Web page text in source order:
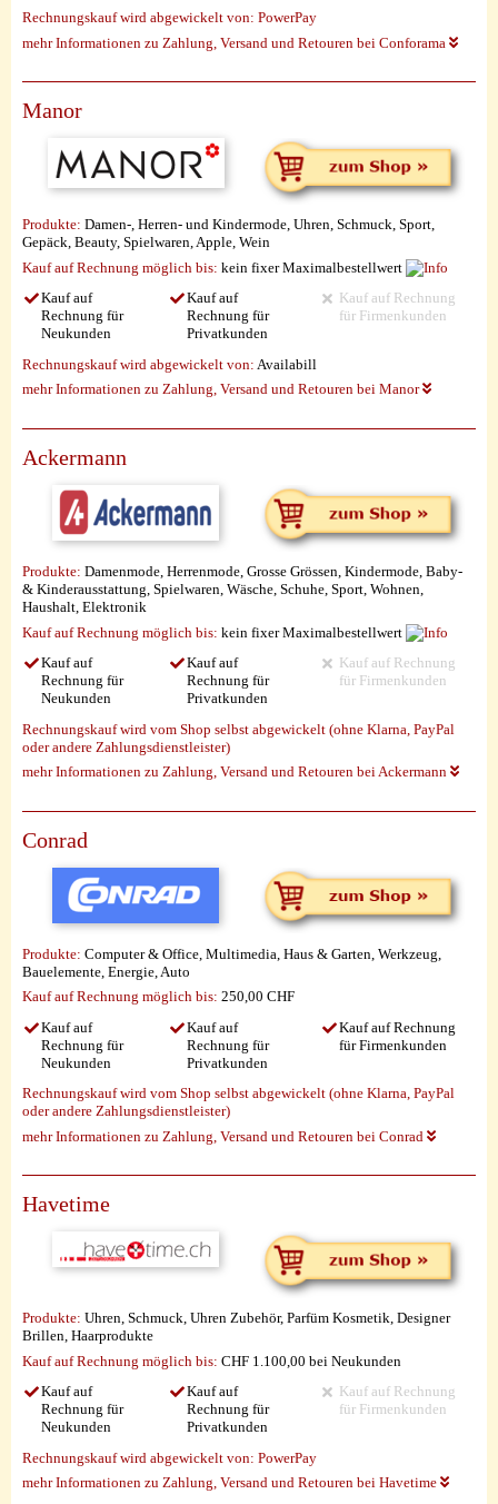
Rechnungskauf wird abgewickelt von: PowerPay
mehr Informationen zu Zahlung, Versand und Retouren bei Conforama
Manor
Produkte: Damen-, Herren- und Kindermode, Uhren, Schmuck, Sport,
Gepäck, Beauty, Spielwaren, Apple, Wein
Kauf auf Rechnung möglich bis: kein fixer Maximalbestellwert
Kauf auf
Rechnung für
Neukunden
Kauf auf
Rechnung für
Privatkunden
Kauf auf Rechnung
für Firmenkunden
Rechnungskauf wird abgewickelt von: Availabill
mehr Informationen zu Zahlung, Versand und Retouren bei Manor
Ackermann
Produkte: Damenmode, Herrenmode, Grosse Grössen, Kindermode, Baby-
& Kinderausstattung, Spielwaren, Wäsche, Schuhe, Sport, Wohnen,
Haushalt, Elektronik
Kauf auf Rechnung möglich bis: kein fixer Maximalbestellwert
Kauf auf
Rechnung für
Neukunden
Kauf auf
Rechnung für
Privatkunden
Kauf auf Rechnung
für Firmenkunden
Rechnungskauf wird vom Shop selbst abgewickelt (ohne Klarna, PayPal
oder andere Zahlungsdienstleister)
mehr Informationen zu Zahlung, Versand und Retouren bei Ackermann
Conrad
Produkte: Computer & Office, Multimedia, Haus & Garten, Werkzeug,
Bauelemente, Energie, Auto
Kauf auf Rechnung möglich bis: 250,00 CHF
Kauf auf
Rechnung für
Neukunden
Kauf auf
Rechnung für
Privatkunden
Kauf auf Rechnung
für Firmenkunden
Rechnungskauf wird vom Shop selbst abgewickelt (ohne Klarna, PayPal
oder andere Zahlungsdienstleister)
mehr Informationen zu Zahlung, Versand und Retouren bei Conrad
Havetime
Produkte: Uhren, Schmuck, Uhren Zubehör, Parfüm Kosmetik, Designer
Brillen, Haarprodukte
Kauf auf Rechnung möglich bis: CHF 1.100,00 bei Neukunden
Kauf auf
Rechnung für
Neukunden
Kauf auf
Rechnung für
Privatkunden
Kauf auf Rechnung
für Firmenkunden
Rechnungskauf wird abgewickelt von: PowerPay
mehr Informationen zu Zahlung, Versand und Retouren bei Havetime